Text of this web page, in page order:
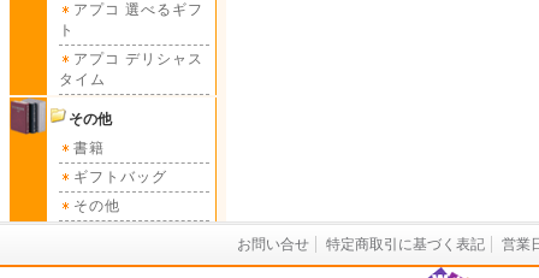
アプコ 選べるギフ
ト
アプコ デリシャス
タイム
その他
書籍
ギフトバッグ
その他
お問い合せ 特定商取引に基づく表記 営業